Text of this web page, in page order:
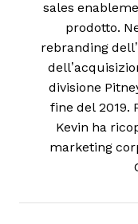
sales
prodotto.
rebranding
divisione
fine del 2019.
Kevin ha
marketing